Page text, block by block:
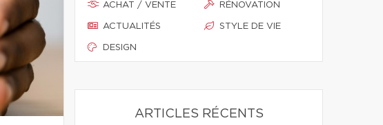
ACHAT / VENTE
ACTUALITÉS
DESIGN
RÉNOVATION
STYLE DE VIE
ARTICLES RÉCENTS